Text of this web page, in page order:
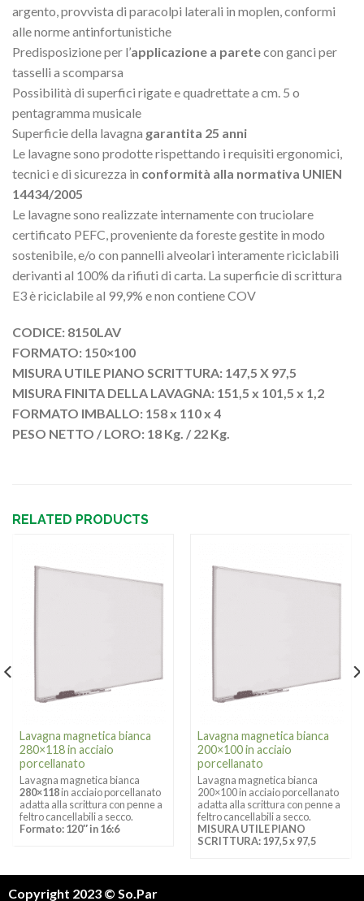
argento, provvista di paracolpi laterali in moplen, conformi
alle norme antinfortunistiche
Predisposizione per l’applicazione a paretecon ganci per
tasselli a scomparsa
Possibilità di superfici rigate e quadrettate a cm. 5 o
pentagramma musicale
Superficie della lavagna garantita 25 anni
Le lavagne sono prodotte rispettando i requisiti ergonomici,
tecnici e di sicurezza in conformità alla normativa UNIEN
14434/2005
Le lavagne sono realizzate internamente con truciolare
certificato PEFC, proveniente da foreste gestite in modo
sostenibile, e/o con pannelli alveolari interamente riciclabili
derivanti al 100% da rifiuti di carta. La superficie di scrittura
E3 è riciclabile al 99,9% e non contiene COV
CODICE: 8150LAV
FORMATO: 150×100
MISURA UTILE PIANO SCRITTURA: 147,5 X 97,5
MISURA FINITA DELLA LAVAGNA: 151,5 x 101,5 x 1,2
FORMATO IMBALLO: 158 x 110 x 4
PESO NETTO / LORO: 18 Kg. / 22 Kg.
RELATED PRODUCTS
Lavagna magnetica bianca
280×118 in acciaio
porcellanato
Lavagna magnetica bianca
280×118in acciaio porcellanato
adatta alla scrittura con penne a
feltro cancellabili a secco.
Formato: 120″ in 16:6
Lavagna magnetica bianca
200×100 in acciaio
porcellanato
Lavagna magnetica bianca
200×100 in acciaio porcellanato
adatta alla scrittura con penne a
feltro cancellabili a secco.
MISURA UTILE PIANO
SCRITTURA: 197,5 x 97,5
Copyright 2023 © So.Par